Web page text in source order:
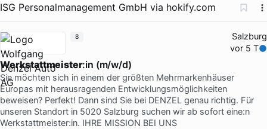
ISG Personalmanagement GmbH via hokify.com
Salzburg
vor 5 T
Werkstattmeister:in (m/w/d)
Sie möchten sich in einem der größten Mehrmarkenhäuser
Europas mit herausragenden Entwicklungsmöglichkeiten
beweisen? Perfekt! Dann sind Sie bei DENZEL genau richtig. Für
unseren Standort in 5020 Salzburg suchen wir ab sofort eine:n
Werkstattmeister:in. IHRE MISSION BEI UNS
8